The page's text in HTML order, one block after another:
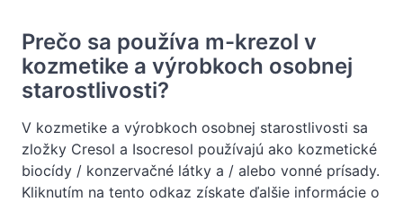
Prečo sa používa m-krezol v
kozmetike a výrobkoch osobnej
starostlivosti?
V kozmetike a výrobkoch osobnej starostlivosti sa
zložky Cresol a Isocresol používajú ako kozmetické
biocídy / konzervačné látky a / alebo vonné prísady.
Kliknutím na tento odkaz získate ďalšie informácie o